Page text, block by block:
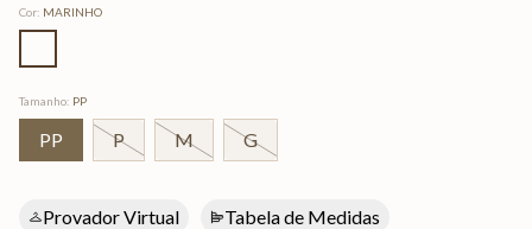
Cor: MARINHO
Tamanho: PP
PP P M G
Provador Virtual Tabela de Medidas